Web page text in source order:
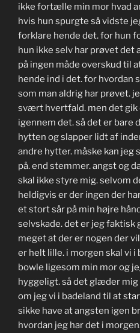
ikke fortælle min mor hvad
hvis hun spurgte så vidste
forklare hende det. for hun
hun ikke selv har prøvet det
på ingen måde overskud til
hende ind i det. for hvordan
som man aldrig har prøvet.
svært hvertfald. men det gik
igennem det. så det er bare
hytten og slapper lidt af
andre hytter. måske kan jeg
på. end stemmer. angst og
skal ikke styre mig. selvom
heldigvis er der ingen der
et stort sår på min højre
selvskade. det er jeg
meget at der er nogen der
er helt lille. i morgen skal vi i
bowle ligesom min mor og
hyggeligt. så det glæder
om jeg vi i badeland til at
sikke have at angsten igen
hvordan jeg har det i